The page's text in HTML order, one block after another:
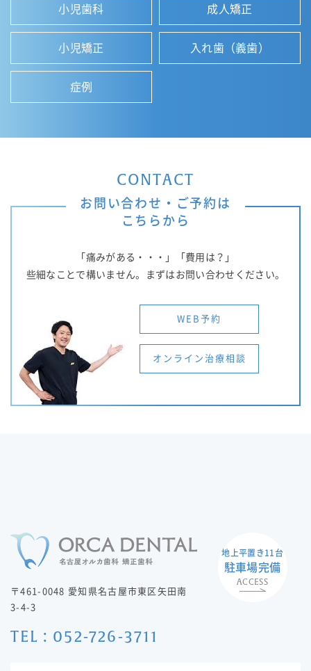
小児歯科 成人矯正
小児矯正 入れ歯（義歯）
症例
CONTACT
お問い合わせ・ご予約は
こちらから
「痛みがある・・・」「費用は？」
些細なことで構いません。まずはお問い合わせください。
WEB予約
オンライン治療相談
〒461-0048 愛知県名古屋市東区矢田南
3-4-3
TEL : 052-726-3711
地上平置き11台
駐車場完備
ACCESS